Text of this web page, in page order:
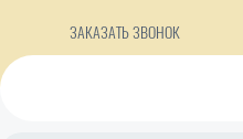
ЗАКАЗАТЬ ЗВОНОК